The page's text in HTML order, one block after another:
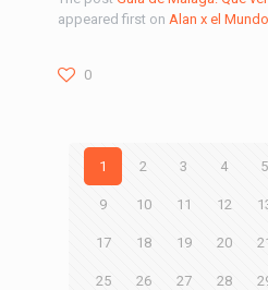
appeared first on Alan x el Mundo
0
1 2 3 4 5
9 10 11 12
17 18 19 20
25 26 27 28